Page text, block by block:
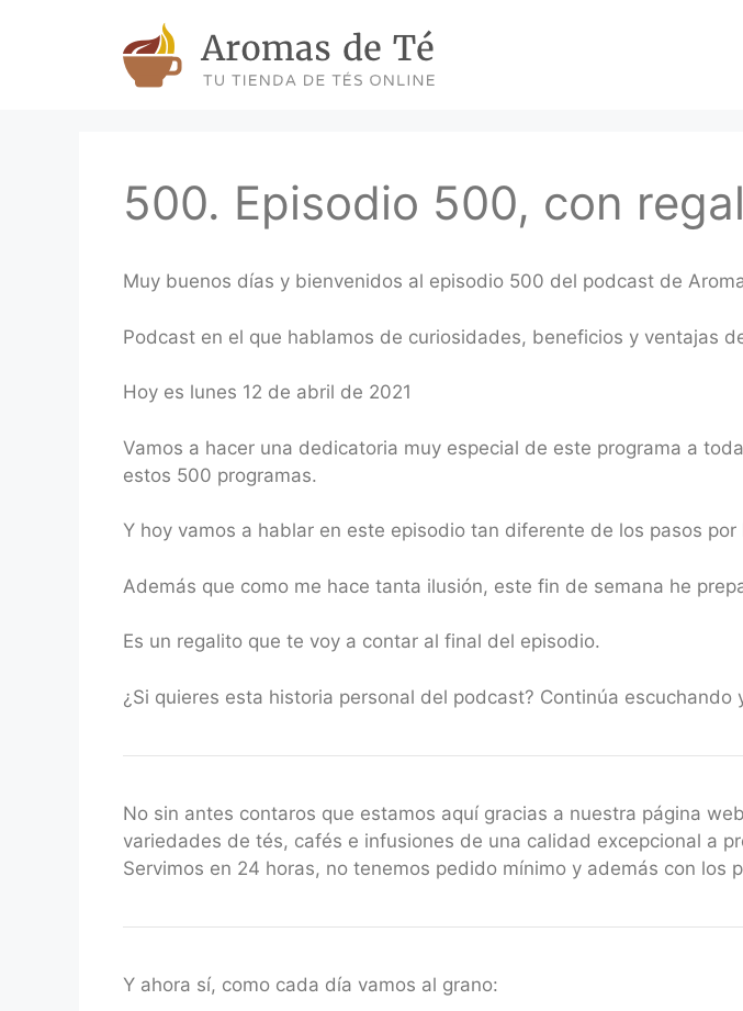
500. Episodio 500, con
Muy buenos días y bienvenidos al episodio 500 del podcast de
Podcast en el que hablamos de curiosidades, beneficios y ventajas
Hoy es lunes 12 de abril de 2021
Vamos a hacer una dedicatoria muy especial de este programa a
estos 500 programas.
Y hoy vamos a hablar en este episodio tan diferente de los pasos
Además que como me hace tanta ilusión, este fin de semana he
Es un regalito que te voy a contar al final del episodio.
¿Si quieres esta historia personal del podcast? Continúa
No sin antes contaros que estamos aquí gracias a nuestra página
variedades de tés, cafés e infusiones de una calidad excepcional a
Servimos en 24 horas, no tenemos pedido mínimo y además con
Y ahora sí, como cada día vamos al grano: